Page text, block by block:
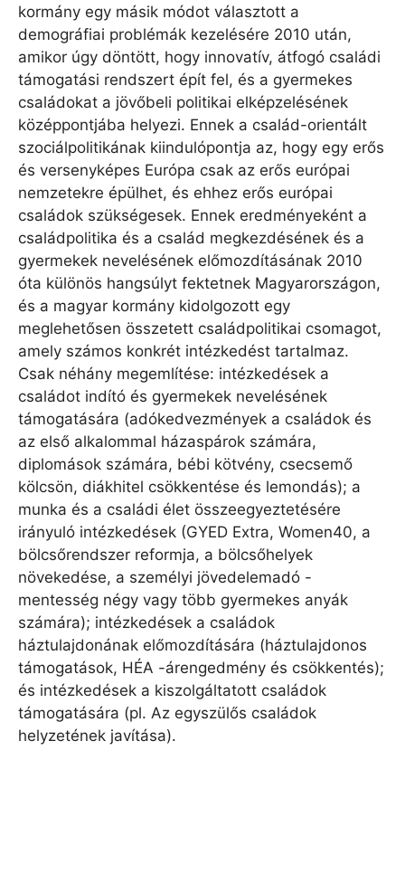
kormány egy másik módot választott a
demográfiai problémák kezelésére 2010 után,
amikor úgy döntött, hogy innovatív, átfogó családi
támogatási rendszert épít fel, és a gyermekes
családokat a jövőbeli politikai elképzelésének
középpontjába helyezi. Ennek a család-orientált
szociálpolitikának kiindulópontja az, hogy egy erős
és versenyképes Európa csak az erős európai
nemzetekre épülhet, és ehhez erős európai
családok szükségesek. Ennek eredményeként a
családpolitika és a család megkezdésének és a
gyermekek nevelésének előmozdításának 2010
óta különös hangsúlyt fektetnek Magyarországon,
és a magyar kormány kidolgozott egy
meglehetősen összetett családpolitikai csomagot,
amely számos konkrét intézkedést tartalmaz.
Csak néhány megemlítése: intézkedések a
családot indító és gyermekek nevelésének
támogatására (adókedvezmények a családok és
az első alkalommal házaspárok számára,
diplomások számára, bébi kötvény, csecsemő
kölcsön, diákhitel csökkentése és lemondás); a
munka és a családi élet összeegyeztetésére
irányuló intézkedések (GYED Extra, Women40, a
bölcsőrendszer reformja, a bölcsőhelyek
növekedése, a személyi jövedelemadó -
mentesség négy vagy több gyermekes anyák
számára); intézkedések a családok
háztulajdonának előmozdítására (háztulajdonos
támogatások, HÉA -árengedmény és csökkentés);
és intézkedések a kiszolgáltatott családok
támogatására (pl. Az egyszülős családok
helyzetének javítása).